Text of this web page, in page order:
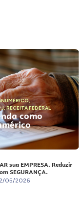
,
,RECEITA FEDERAL
como
sua EMPRESA. Reduzir
SEGURANÇA.
05/2026